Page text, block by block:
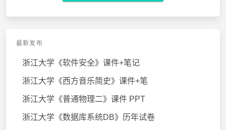
最新发布
浙江大学《软件安全》课件+笔记
浙江大学《西方音乐简史》课件+笔
浙江大学《普通物理二》课件 PPT
浙江大学《数据库系统DB》历年试卷